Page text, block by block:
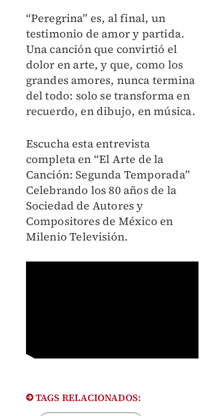
“Peregrina” es, al final, un
testimonio de amor y partida.
Una canción que convirtió el
dolor en arte, y que, como los
grandes amores, nunca termina
del todo: solo se transforma en
recuerdo, en dibujo, en música.
Escucha esta entrevista
completa en “El Arte de la
Canción: Segunda Temporada”
Celebrando los 80 años de la
Sociedad de Autores y
Compositores de México en
Milenio Televisión.
TAGS RELACIONADOS: